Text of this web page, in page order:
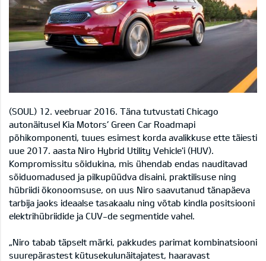
(SOUL) 12. veebruar 2016. Täna tutvustati Chicago
autonäitusel Kia Motors’ Green Car Roadmapi
põhikomponenti, tuues esimest korda avalikkuse ette täiesti
uue 2017. aasta Niro Hybrid Utility Vehicle'i (HUV).
Kompromissitu sõidukina, mis ühendab endas nauditavad
sõiduomadused ja pilkupüüdva disaini, praktilisuse ning
hübriidi ökonoomsuse, on uus Niro saavutanud tänapäeva
tarbija jaoks ideaalse tasakaalu ning võtab kindla positsiooni
elektrihübriidide ja CUV-de segmentide vahel.
„Niro tabab täpselt märki, pakkudes parimat kombinatsiooni
suurepärastest kütusekulunäitajatest, haaravast